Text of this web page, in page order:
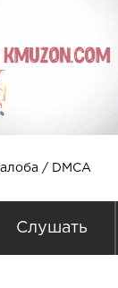
/ DMCA
Слушать